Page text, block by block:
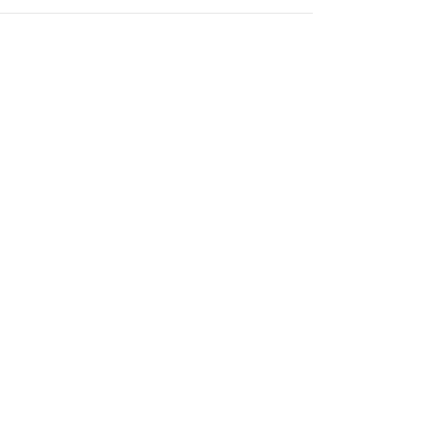
o familias, ofreciendo amplios
especiales. Gracias a su diseño
con la posibilidad de fondear en aguas
creando una experiencia a medida
y personalizado en la Costa del Sol.